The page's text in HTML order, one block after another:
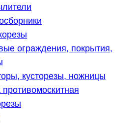
ограждения, покрытия,
кусторезы, ножницы
противомоскитная